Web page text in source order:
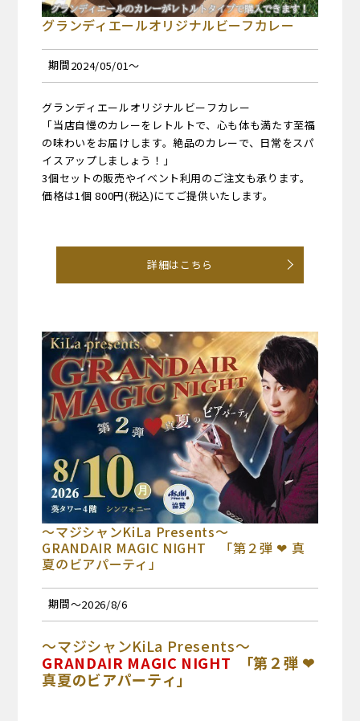
グランディエールオリジナルビーフカレー
期間2024/05/01～
グランディエールオリジナルビーフカレー
「当店自慢のカレーをレトルトで、心も体も満たす至福
の味わいをお届けします。絶品のカレーで、日常をスパ
イスアップしましょう！」
3個セットの販売やイベント利用のご注文も承ります。
価格は1個 800円(税込)にてご提供いたします。
詳細はこちら
～マジシャンKiLa Presents～
GRANDAIR MAGIC NIGHT 「第２弾 ❤ 真
夏のビアパーティ」
期間～2026/8/6
～マジシャンKiLa Presents～
GRANDAIR MAGIC NIGHT
「第２弾 ❤
真夏のビアパーティ」